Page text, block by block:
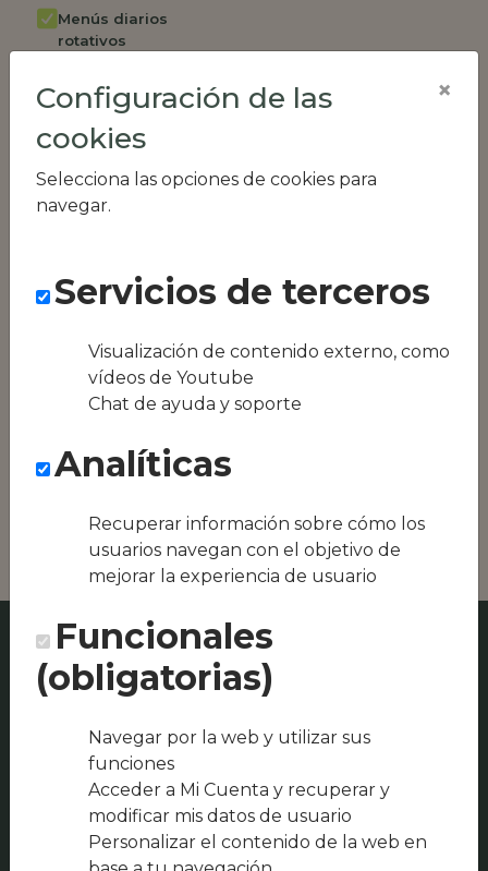
Menús diarios
rotativos
semanalmente
Factura única
Acceso individual
RR.HH
equipos híbridos
Conseguimos la
oferta local de tu
ser RESTAURANTE
Pizzería "Álvaro"
Configuración de las
cookies
Selecciona las opciones de cookies para
navegar.
×
Servicios de terceros
Visualización de contenido externo, como
vídeos de Youtube
Chat de ayuda y soporte
Analíticas
Recuperar información sobre cómo los
usuarios navegan con el objetivo de
mejorar la experiencia de usuario
Funcionales
(obligatorias)
Navegar por la web y utilizar sus
funciones
Acceder a Mi Cuenta y recuperar y
modificar mis datos de usuario
Personalizar el contenido de la web en